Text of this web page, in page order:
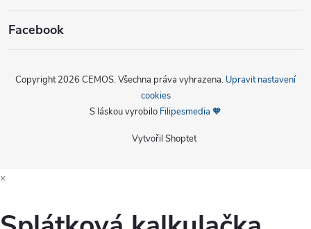
Facebook
Vytvořil Shoptet
Copyright 2026 CEMOS. Všechna práva vyhrazena. Upravit nastavení
cookies
S láskou vyrobilo Filipesmedia 🧡
×